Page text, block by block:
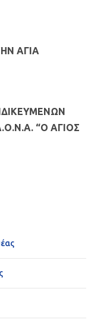
ΑΓΙΑ
“Ο ΑΓΙΟΣ